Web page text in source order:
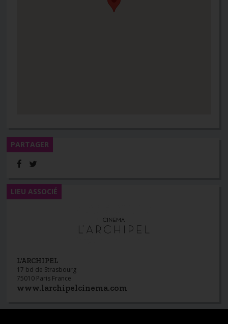
PARTAGER
L'ARCHIPEL
17 bd de Strasbourg
75010 Paris France
www.larchipelcinema.com
LIEU ASSOCIÉ